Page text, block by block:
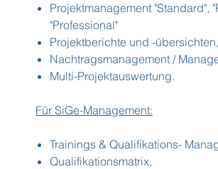
Projektmanagement "Standard",
"Professional"
Projektberichte und -übersichten,
Nachtragsmanagement /
Multi-Projektauswertung.
Für SiGe-Management:
Trainings & Qualifikations-
Qualifikationsmatrix,